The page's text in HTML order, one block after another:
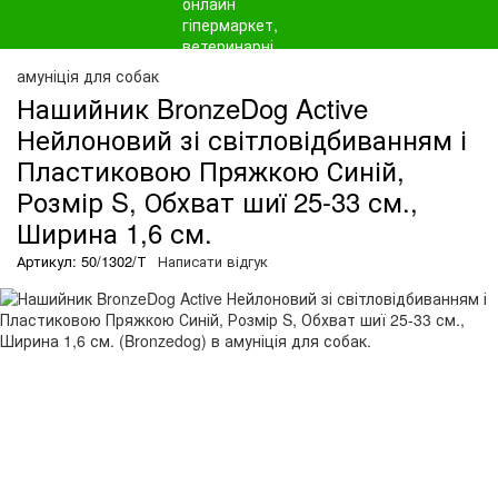
амуніція для собак
Нашийник BronzeDog Active
Нейлоновий зі світловідбиванням і
Пластиковою Пряжкою Синій,
Розмір S, Обхват шиї 25-33 см.,
Ширина 1,6 см.
Артикул: 50/1302/Т Написати відгук